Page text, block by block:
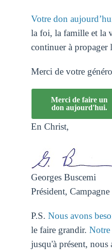
Votre don
la foi, la famille et la
continuer à propager
Merci de votre
Merci de faire un
don aujourd'hui.
En Christ,
Georges Buscemi
Président,
P.S. Nous avons
le faire grandir. Notre
jusqu'à présent,